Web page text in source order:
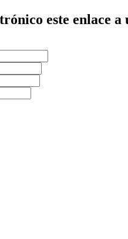
este enlace a